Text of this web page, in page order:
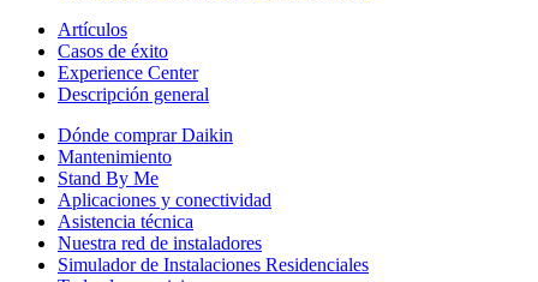
Artículos
Casos de éxito
Experience Center
Descripción general
Dónde comprar Daikin
Mantenimiento
Stand By Me
Aplicaciones y conectividad
Asistencia técnica
Nuestra red de instaladores
Simulador de Instalaciones Residenciales